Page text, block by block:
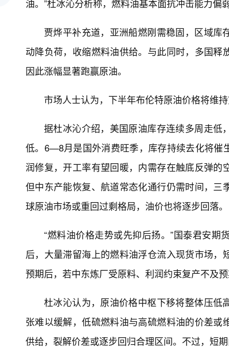
油。”杜冰沁分析称，燃料油基本面抗冲击能力
贾烨平补充道，亚洲船燃刚需稳固，区域
动降负荷，收缩燃料油供给。与此同时，多国
因此涨幅显著跑赢原油。
市场人士认为，下半年布伦特原油价格将维
据杜冰沁介绍，美国原油库存连续多周走
低。6—8月是国外消费旺季，库存持续去化将催
润修复，开工率有望回暖，内需存在触底反弹
但中东产能恢复、航道常态化通行仍需时间，
球原油市场或重回过剩格局，油价也将逐步回落。
“燃料油价格走势或先抑后扬。”国泰君安
后，大量滞留海上的燃料油浮仓流入现货市场
预期后，若中东炼厂受原料、利润约束复产不及
杜冰沁认为，原油价格中枢下移将整体压
张难以缓解，低硫燃料油与高硫燃料油的价差
供给，裂解价差或逐步回归合理区间。不过，短